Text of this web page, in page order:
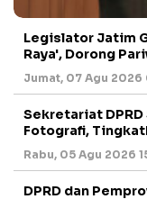
Legislator Jatim
Raya', Dorong
Jumat, 07 Agu 2026
Sekretariat
Fotografi,
Rabu, 05 Agu 2026
DPRD dan